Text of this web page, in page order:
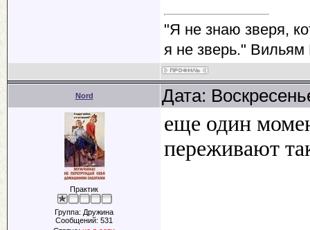
"Я не знаю зверя,
я не зверь."
Nord Дата:
Практик
Группа: Дружина
Сообщений: 531
еще один
переживают